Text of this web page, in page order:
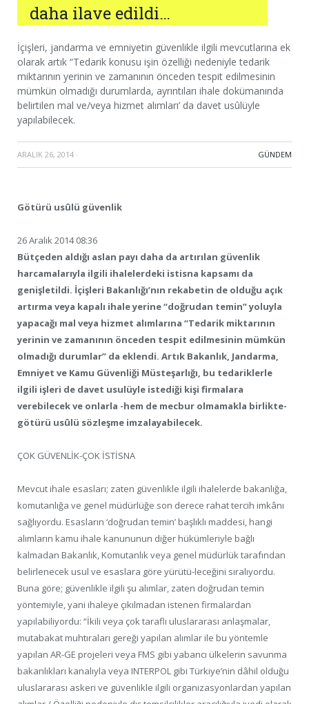
daha ilave edildi…
İçişleri, jandarma ve emniyetin güvenlikle ilgili mevcutlarına ek
olarak artık “Tedarik konusu işin özelliği nedeniyle tedarik
miktarının yerinin ve zamanının önceden tespit edilmesinin
mümkün olmadığı durumlarda, ayrıntıları ihale dokümanında
belirtilen mal ve/veya hizmet alımları’ da davet usûlüyle
yapılabilecek.
ARALIK 26, 2014 · GÜNDEM
Götürü usûlü güvenlik
26 Aralık 2014 08:36
Bütçeden aldığı aslan payı daha da artırılan güvenlik
harcamalarıyla ilgili ihalelerdeki istisna kapsamı da
genişletildi. İçişleri Bakanlığı’nın rekabetin de olduğu açık
artırma veya kapalı ihale yerine “doğrudan temin” yoluyla
yapacağı mal veya hizmet alımlarına “Tedarik miktarının
yerinin ve zamanının önceden tespit edilmesinin mümkün
olmadığı durumlar” da eklendi. Artık Bakanlık, Jandarma,
Emniyet ve Kamu Güvenliği Müsteşarlığı, bu tedariklerle
ilgili işleri de davet usulüyle istediği kişi firmalara
verebilecek ve onlarla -hem de mecbur olmamakla birlikte-
götürü usûlü sözleşme imzalayabilecek.
ÇOK GÜVENLİK-ÇOK İSTİSNA
Mevcut ihale esasları; zaten güvenlikle ilgili ihalelerde bakanlığa,
komutanlığa ve genel müdürlüğe son derece rahat tercih imkânı
sağlıyordu. Esasların ‘doğrudan temin’ başlıklı maddesi, hangi
alımların kamu ihale kanununun diğer hükümleriyle bağlı
kalmadan Bakanlık, Komutanlık veya genel müdürlük tarafından
belirlenecek usul ve esaslara göre yürütü-leceğini sıralıyordu.
Buna göre; güvenlikle ilgili şu alımlar, zaten doğrudan temin
yöntemiyle, yani ihaleye çıkılmadan istenen firmalardan
yapılabiliyordu: “İkili veya çok taraflı uluslararası anlaşmalar,
mutabakat muhtıraları gereği yapılan alımlar ile bu yöntemle
yapılan AR-GE projeleri veya FMS gibi yabancı ülkelerin savunma
bakanlıkları kanalıyla veya INTERPOL gibi Türkiye’nin dâhil olduğu
uluslararası askeri ve güvenlikle ilgili organizasyonlardan yapılan